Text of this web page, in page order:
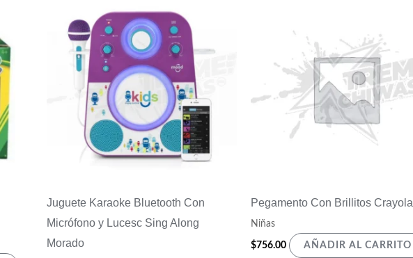
Juguete Karaoke Bluetooth Con
Micrófono y Lucesc Sing Along
Morado
Pegamento Con Brillitos Crayola
Niñas
$756.00 AÑADIR AL CARRITO